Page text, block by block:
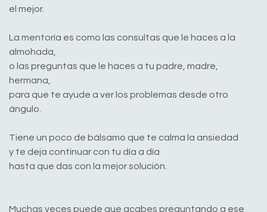
el mejor.
La mentoría es como las consultas que le haces a la
almohada,
o las preguntas que le haces a tu padre, madre,
hermana,
para que te ayude a ver los problemas desde otro
ángulo.
Tiene un poco de bálsamo que te calma la ansiedad
y te deja continuar con tu día a día
hasta que das con la mejor solución.
Muchas veces puede que acabes preguntando a ese